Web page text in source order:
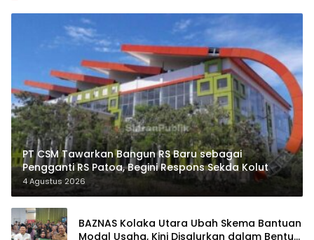
PT CSM Tawarkan Bangun RS Baru sebagai
Pengganti RS Patoa, Begini Respons Sekda Kolut
4 Agustus 2026
BAZNAS Kolaka Utara Ubah Skema Bantuan
Modal Usaha, Kini Disalurkan dalam Bentuk